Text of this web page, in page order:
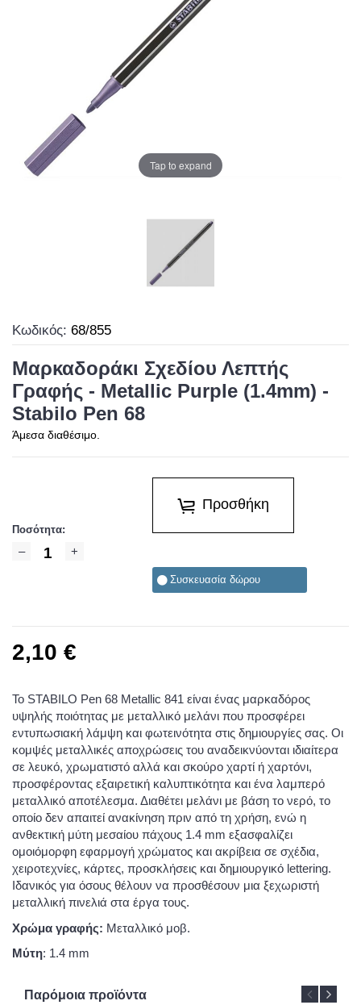
Tap to expand
Κωδικός: 68/855
Μαρκαδοράκι Σχεδίου Λεπτής
Γραφής - Metallic Purple (1.4mm) -
Stabilo Pen 68
Άμεσα διαθέσιμο.
Ποσότητα:
Προσθήκη
Συσκευασία δώρου
2,10 €
Το STABILO Pen 68 Metallic 841 είναι ένας μαρκαδόρος
υψηλής ποιότητας με μεταλλικό μελάνι που προσφέρει
εντυπωσιακή λάμψη και φωτεινότητα στις δημιουργίες σας. Οι
κομψές μεταλλικές αποχρώσεις του αναδεικνύονται ιδιαίτερα
σε λευκό, χρωματιστό αλλά και σκούρο χαρτί ή χαρτόνι,
προσφέροντας εξαιρετική καλυπτικότητα και ένα λαμπερό
μεταλλικό αποτέλεσμα. Διαθέτει μελάνι με βάση το νερό, το
οποίο δεν απαιτεί ανακίνηση πριν από τη χρήση, ενώ η
ανθεκτική μύτη μεσαίου πάχους 1.4 mm εξασφαλίζει
ομοιόμορφη εφαρμογή χρώματος και ακρίβεια σε σχέδια,
χειροτεχνίες, κάρτες, προσκλήσεις και δημιουργικό lettering.
Ιδανικός για όσους θέλουν να προσθέσουν μια ξεχωριστή
μεταλλική πινελιά στα έργα τους.
Χρώμα γραφής: Μεταλλικό μοβ.
Μύτη: 1.4 mm
Παρόμοια προϊόντα